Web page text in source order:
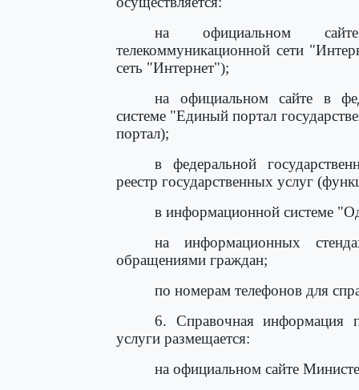
на официальном
телекоммуникационной сети
сеть "Интернет");
на официальном сайте в
системе "Единый портал
портал);
в федеральной
реестр государственных услуг
в информационной системе
на информационных
обращениями граждан;
по номерам телефонов для
6. Справочная информация
услуги размещается:
на официальном сайте